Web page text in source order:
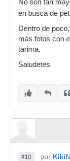
No son tan
en busca de
Dentro de
más fotos con
tarima.
Saludetes
#10 por